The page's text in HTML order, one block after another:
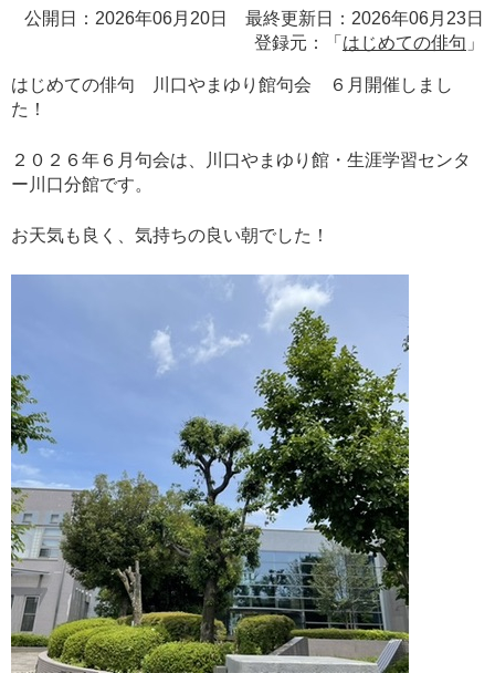
公開日：2026年06月20日 最終更新日：2026年06月23日
登録元：「 はじめての俳句 」
はじめての俳句 川口やまゆり館句会 ６月開催しまし
た！
２０２６年６月句会は、川口やまゆり館・生涯学習センタ
ー川口分館です。
お天気も良く、気持ちの良い朝でした！